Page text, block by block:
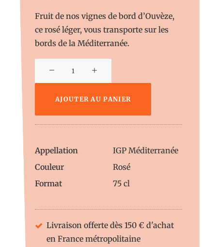
Fruit de nos vignes de bord d’Ouvèze,
ce rosé léger, vous transporte sur les
bords de la Méditerranée.
magnum
AJOUTER AU PANIER
Appellation
IGP Méditerranée
Couleur
Rosé
Format
75 cl
Livraison offerte dès 150 € d'achat
en France métropolitaine